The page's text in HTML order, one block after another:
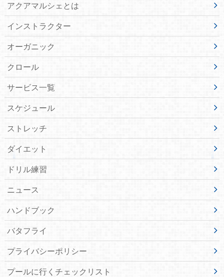
アクアマルシェとは
インストラクター
オーガニック
クロール
サービス一覧
スケジュール
ストレッチ
ダイエット
ドリル練習
ニュース
ハンドブック
バタフライ
プライバシーポリシー
プールに行くチェックリスト